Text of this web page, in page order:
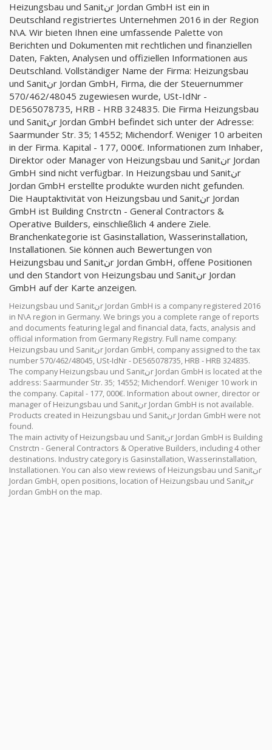
Heizungsbau und Sanitنr Jordan GmbH ist ein in
Deutschland registriertes Unternehmen 2016 in der Region
N\A. Wir bieten Ihnen eine umfassende Palette von
Berichten und Dokumenten mit rechtlichen und finanziellen
Daten, Fakten, Analysen und offiziellen Informationen aus
Deutschland. Vollständiger Name der Firma: Heizungsbau
und Sanitنr Jordan GmbH, Firma, die der Steuernummer
570/462/48045 zugewiesen wurde, USt-IdNr -
DE565078735, HRB - HRB 324835. Die Firma Heizungsbau
und Sanitنr Jordan GmbH befindet sich unter der Adresse:
Saarmunder Str. 35; 14552; Michendorf. Weniger 10 arbeiten
in der Firma. Kapital - 177, 000€. Informationen zum Inhaber,
Direktor oder Manager von Heizungsbau und Sanitنr Jordan
GmbH sind nicht verfügbar. In Heizungsbau und Sanitنr
Jordan GmbH erstellte produkte wurden nicht gefunden.
Die Hauptaktivität von Heizungsbau und Sanitنr Jordan
GmbH ist Building Cnstrctn - General Contractors &
Operative Builders, einschließlich 4 andere Ziele.
Branchenkategorie ist Gasinstallation, Wasserinstallation,
Installationen. Sie können auch Bewertungen von
Heizungsbau und Sanitنr Jordan GmbH, offene Positionen
und den Standort von Heizungsbau und Sanitنr Jordan
GmbH auf der Karte anzeigen.
Heizungsbau und Sanitنr Jordan GmbH is a company registered 2016
in N\A region in Germany. We brings you a complete range of reports
and documents featuring legal and financial data, facts, analysis and
official information from Germany Registry. Full name company:
Heizungsbau und Sanitنr Jordan GmbH, company assigned to the tax
number 570/462/48045, USt-IdNr - DE565078735, HRB - HRB 324835.
The company Heizungsbau und Sanitنr Jordan GmbH is located at the
address: Saarmunder Str. 35; 14552; Michendorf. Weniger 10 work in
the company. Capital - 177, 000€. Information about owner, director or
manager of Heizungsbau und Sanitنr Jordan GmbH is not available.
Products created in Heizungsbau und Sanitنr Jordan GmbH were not
found.
The main activity of Heizungsbau und Sanitنr Jordan GmbH is Building
Cnstrctn - General Contractors & Operative Builders, including 4 other
destinations. Industry category is Gasinstallation, Wasserinstallation,
Installationen. You can also view reviews of Heizungsbau und Sanitنr
Jordan GmbH, open positions, location of Heizungsbau und Sanitنr
Jordan GmbH on the map.